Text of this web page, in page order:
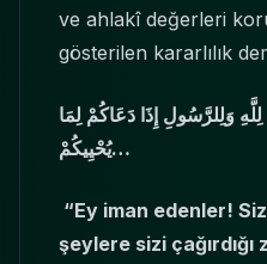
ve ahlakî değerleri
gösterilen kararlılık
لِلَّهِ وَلِلرَّسُولِ إِذَا دَعَاكُمْ لِمَا
يُحْيِيكُمْ…
“Ey iman edenler!
şeylere sizi çağırdığı